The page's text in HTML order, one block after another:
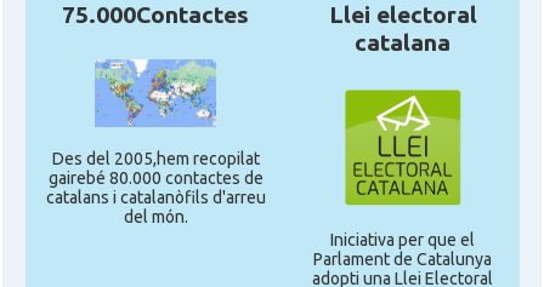
75.000Contactes
Des del 2005,hem recopilat
gairebé 80.000 contactes de
catalans i catalanòfils d'arreu
del món.
Llei electoral
catalana
Iniciativa per que el
Parlament de Catalunya
adopti una Llei Electoral